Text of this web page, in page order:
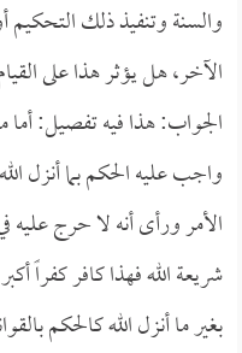
والسنة وتنفيذ ذلك
الآخر، هل يؤثر هذا على
الجواب: هذا فيه تفصيل: أما
واجب عليه الحكم بما أنزل
الأمر ورأى أنه لا حرج عليه
شريعة الله فهذا كافر كفراً
بغير ما أنزل الله كالحكم